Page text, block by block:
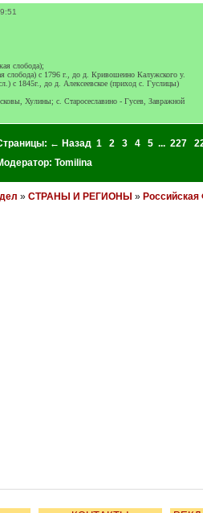
слобода);
слобода) с 1796 г., до д. Кривошеино Калужского у.
с 1845г., до д. Алексеевское (приход с. Гуслицы)
Хулины; с. Старосеславино - Гусев, Завражной
← Назад 1 2 3 4 5 ... 227
Tomilina
» СТРАНЫ И РЕГИОНЫ »